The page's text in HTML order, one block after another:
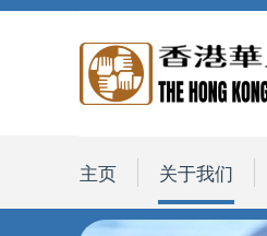
主页 关于我们